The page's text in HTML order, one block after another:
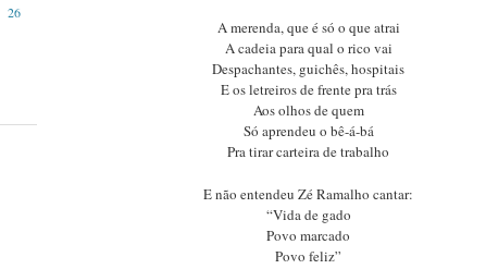
A merenda, que é só o que atrai
A cadeia para qual o rico vai
Despachantes, guichês, hospitais
E os letreiros de frente pra trás
Aos olhos de quem
Só aprendeu o bê-á-bá
Pra tirar carteira de trabalho
E não entendeu Zé Ramalho cantar:
“Vida de gado
Povo marcado
Povo feliz”
26